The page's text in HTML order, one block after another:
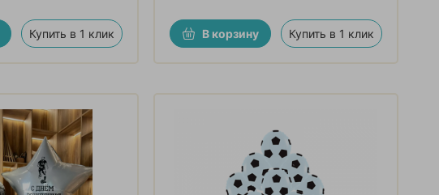
Купить в 1 клик В корзину Купить в 1 клик